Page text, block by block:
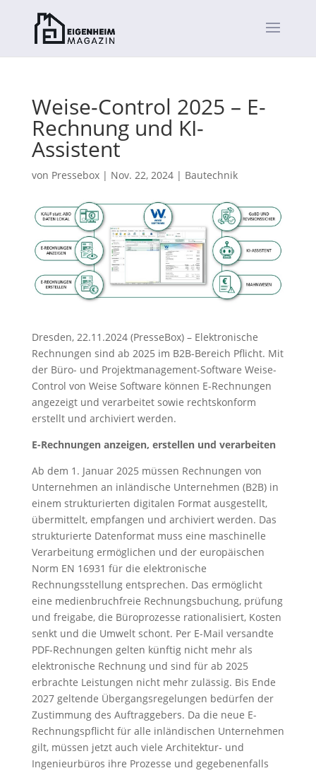
Weise-Control 2025 – E-
Rechnung und KI-
Assistent
von Pressebox| Nov. 22, 2024| Bautechnik
Dresden, 22.11.2024 (PresseBox) – Elektronische
Rechnungen sind ab 2025 im B2B-Bereich Pflicht. Mit
der Büro- und Projektmanagement-Software Weise-
Control von Weise Software können E-Rechnungen
angezeigt und verarbeitet sowie rechtskonform
erstellt und archiviert werden.
E-Rechnungen anzeigen, erstellen und verarbeiten
Ab dem 1. Januar 2025 müssen Rechnungen von
Unternehmen an inländische Unternehmen (B2B) in
einem strukturierten digitalen Format ausgestellt,
übermittelt, empfangen und archiviert werden. Das
strukturierte Datenformat muss eine maschinelle
Verarbeitung ermöglichen und der europäischen
Norm EN 16931 für die elektronische
Rechnungsstellung entsprechen. Das ermöglicht
eine medienbruchfreie Rechnungsbuchung, prüfung
und freigabe, die Büroprozesse rationalisiert, Kosten
senkt und die Umwelt schont. Per E-Mail versandte
PDF-Rechnungen gelten künftig nicht mehr als
elektronische Rechnung und sind für ab 2025
erbrachte Leistungen nicht mehr zulässig. Bis Ende
2027 geltende Übergangsregelungen bedürfen der
Zustimmung des Auftraggebers. Da die neue E-
Rechnungspflicht für alle inländischen Unternehmen
gilt, müssen jetzt auch viele Architektur- und
Ingenieurbüros ihre Prozesse und gegebenenfalls